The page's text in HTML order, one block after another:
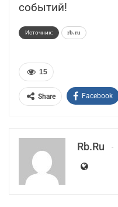
событий!
Источник: rb.ru
15
Share Facebook
Rb.ru